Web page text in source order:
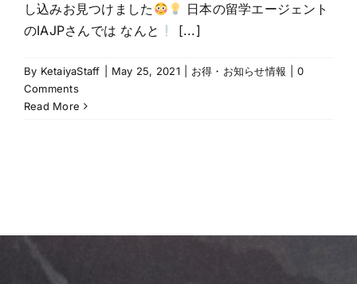
し込みお見つけました
日本の留学エージェント
のIAJPさんでは なんと
[...]
By KetaiyaStaff May 25, 2021 お得・お知らせ情報
0
Comments
Read More